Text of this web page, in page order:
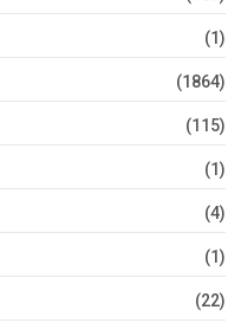
(1)
(1864)
(115)
(1)
(4)
(1)
(22)